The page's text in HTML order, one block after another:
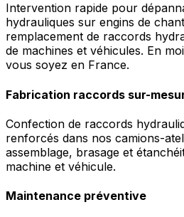
Intervention rapide pour
hydrauliques sur engins de
remplacement de raccords
de machines et véhicules. En
vous soyez en France.
Fabrication raccords sur-
Confection de raccords
renforcés dans nos camions-
assemblage, brasage et
machine et véhicule.
Maintenance préventive